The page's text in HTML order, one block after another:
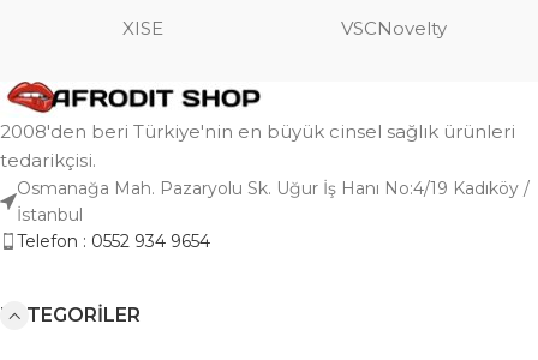
XISE VSCNovelty
2008'den beri Türkiye'nin en büyük cinsel sağlık ürünleri
tedarikçisi.
Osmanağa Mah. Pazaryolu Sk. Uğur İş Hanı No:4/19 Kadıköy /
İstanbul
Telefon : 0552 934 9654
KATEGORILER